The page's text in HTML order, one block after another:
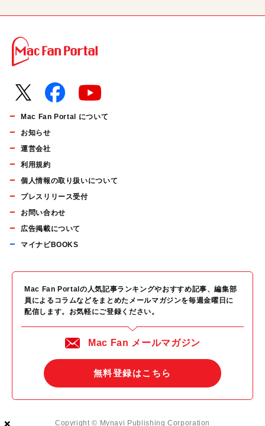
Mac Fan Portal について
お知らせ
運営会社
利用規約
個人情報の取り扱いについて
プレスリリース受付
お問い合わせ
広告掲載について
マイナビBOOKS
Mac Fan Portalの人気記事ランキングやおすすめ記事、編集部
員によるコラムなどをまとめたメールマガジンを毎週金曜日に
配信します。お気軽にご登録ください。
Mac Fan メールマガジン
無料登録はこちら
Copyright © Mynavi Publishing Corporation